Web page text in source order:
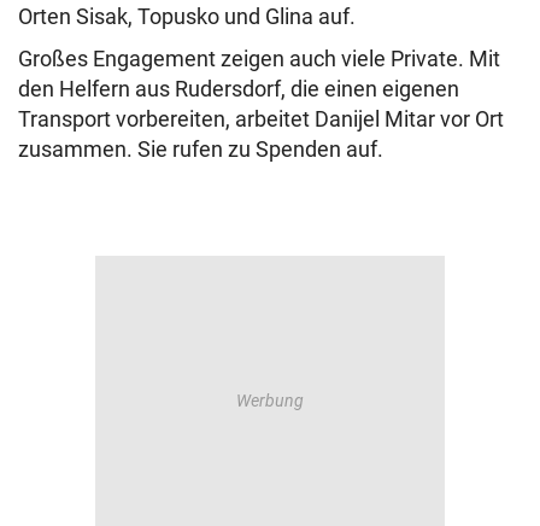
Orten Sisak, Topusko und Glina auf.
Großes Engagement zeigen auch viele Private. Mit
den Helfern aus Rudersdorf, die einen eigenen
Transport vorbereiten, arbeitet Danijel Mitar vor Ort
zusammen. Sie rufen zu Spenden auf.